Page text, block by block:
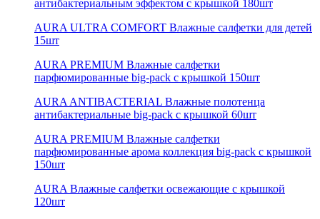
антибактериальным эффектом с крышкой 180шт
AURA ULTRA COMFORT Влажные салфетки для детей
15шт
AURA PREMIUM Влажные салфетки
парфюмированные big-pack с крышкой 150шт
AURA ANTIBACTERIAL Влажные полотенца
антибактериальные big-pack с крышкой 60шт
AURA PREMIUM Влажные салфетки
парфюмированные арома коллекция big-pack с крышкой
150шт
AURA Влажные салфетки освежающие с крышкой
120шт